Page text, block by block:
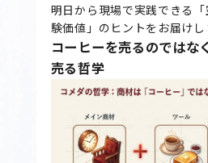
明日から現場で実践できる
験価値」のヒントをお届けし
コーヒーを売るのではな
売る哲学